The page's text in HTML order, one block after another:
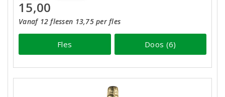
15,00
Vanaf 12 flessen 13,75 per fles
Fles Doos (6)